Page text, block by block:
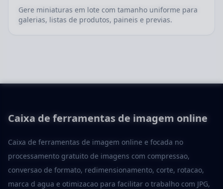
Gere miniaturas em lote com tamanho uniforme para
galerias, listas de produtos, paineis e previas.
Caixa de ferramentas de imagem online
Caixa de ferramentas de imagem online e focada no
processamento gratuito de imagens com compressao,
conversao de formato, redimensionamento, corte, rotacao,
marca d agua e otimizacao para facilitar o trabalho com JPG,